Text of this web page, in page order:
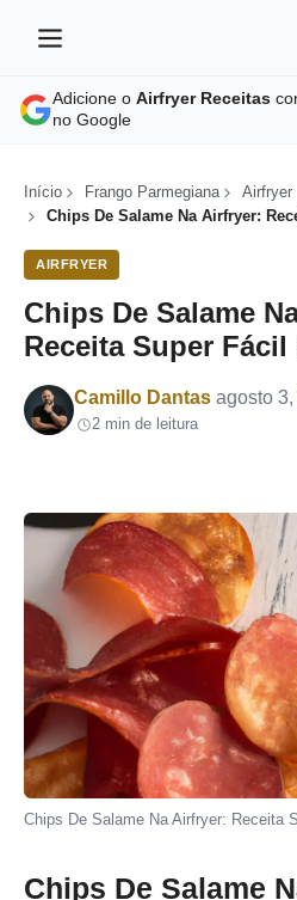
Adicione o Airfryer Receitas
no Google
Início Frango Parmegiana
Airfryer
Chips De Salame Na Airfryer:
AIRFRYER
Chips De Salame
Receita Super Fácil
Por
Camillo Dantas agosto
2 min de leitura
Chips De Salame Na Airfryer: Receita
Chips De Salame